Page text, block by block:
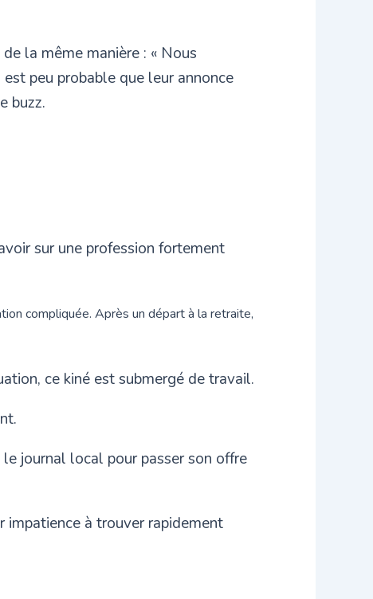
la même manière : « Nous
peu probable que leur annonce
buzz.
sur une profession fortement
compliquée. Après un départ à la retraite,
ce kiné est submergé de travail.
journal local pour passer son offre
impatience à trouver rapidement